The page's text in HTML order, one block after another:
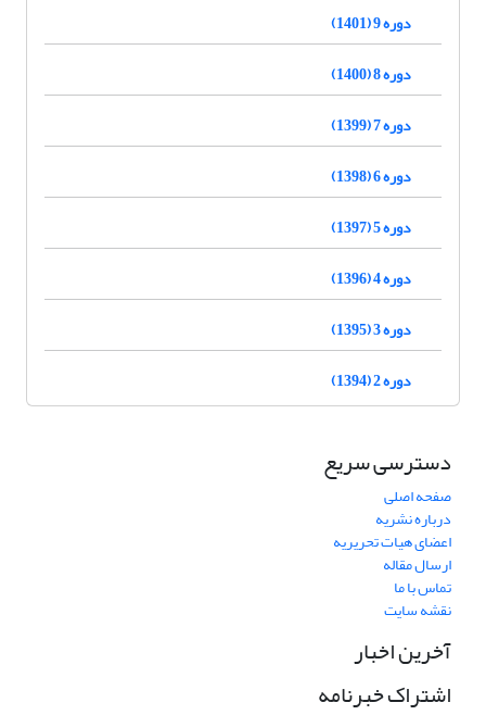
دوره 9 (1401)
دوره 8 (1400)
دوره 7 (1399)
دوره 6 (1398)
دوره 5 (1397)
دوره 4 (1396)
دوره 3 (1395)
دوره 2 (1394)
دسترسی سریع
صفحه اصلی
درباره نشریه
اعضای هیات تحریریه
ارسال مقاله
تماس با ما
نقشه سایت
آخرین اخبار
اشتراک خبرنامه